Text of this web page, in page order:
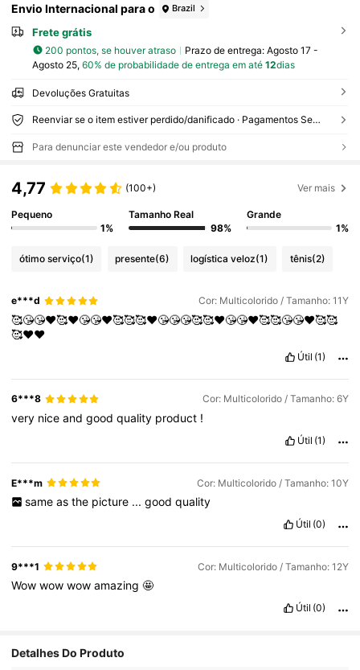
Envio Internacional para o Brazil
Frete grátis
200 pontos, se houver atraso Prazo de entrega: Agosto 17 -
Agosto 25, 60% de probabilidade de entrega em até 12dias
Devoluções Gratuitas
Reenviar se o item estiver perdido/danificado · Pagamentos Seguros · Proteção de privacidade
Para denunciar este vendedor e/ou produto
4,77 (100+) Ver mais
Pequeno
1%
Tamanho Real
98%
Grande
1%
ótimo serviço(1) presente(6) logística veloz(1) tênis(2)
e***d Cor: Multicolorido / Tamanho: 11Y
🥰😘😘❤️🥰❤️😘😘❤️🥰🥰🥰❤️😘😘😘🥰🥰❤️😘😘❤️🥰🥰😘😘❤️🥰🥰
🥰❤️❤️
Útil (1)
6***8 Cor: Multicolorido / Tamanho: 6Y
very niceandgoodquality product !
Útil (1)
E***m Cor: Multicolorido / Tamanho: 10Y
same as the picture ... good quality
Útil (0)
9***1 Cor: Multicolorido / Tamanho: 12Y
Wowwowwowamazing🤩
Útil (0)
Detalhes Do Produto